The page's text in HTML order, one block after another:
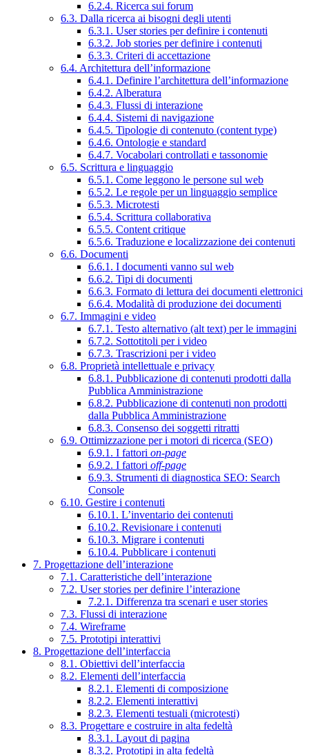
6.2.4. Ricerca sui forum
6.3. Dalla ricerca ai bisogni degli utenti
6.3.1. User stories per definire i contenuti
6.3.2. Job stories per definire i contenuti
6.3.3. Criteri di accettazione
6.4. Architettura dell’informazione
6.4.1. Definire l’architettura dell’informazione
6.4.2. Alberatura
6.4.3. Flussi di interazione
6.4.4. Sistemi di navigazione
6.4.5. Tipologie di contenuto (content type)
6.4.6. Ontologie e standard
6.4.7. Vocabolari controllati e tassonomie
6.5. Scrittura e linguaggio
6.5.1. Come leggono le persone sul web
6.5.2. Le regole per un linguaggio semplice
6.5.3. Microtesti
6.5.4. Scrittura collaborativa
6.5.5. Content critique
6.5.6. Traduzione e localizzazione dei contenuti
6.6. Documenti
6.6.1. I documenti vanno sul web
6.6.2. Tipi di documenti
6.6.3. Formato di lettura dei documenti elettronici
6.6.4. Modalità di produzione dei documenti
6.7. Immagini e video
6.7.1. Testo alternativo (alt text) per le immagini
6.7.2. Sottotitoli per i video
6.7.3. Trascrizioni per i video
6.8. Proprietà intellettuale e privacy
6.8.1. Pubblicazione di contenuti prodotti dalla
Pubblica Amministrazione
6.8.2. Pubblicazione di contenuti non prodotti
dalla Pubblica Amministrazione
6.8.3. Consenso dei soggetti ritratti
6.9. Ottimizzazione per i motori di ricerca (SEO)
6.9.1. I fattori on-page
6.9.2. I fattori off-page
6.9.3. Strumenti di diagnostica SEO: Search
Console
6.10. Gestire i contenuti
6.10.1. L’inventario dei contenuti
6.10.2. Revisionare i contenuti
6.10.3. Migrare i contenuti
6.10.4. Pubblicare i contenuti
7. Progettazione dell’interazione
7.1. Caratteristiche dell’interazione
7.2. User stories per definire l’interazione
7.2.1. Differenza tra scenari e user stories
7.3. Flussi di interazione
7.4. Wireframe
7.5. Prototipi interattivi
8. Progettazione dell’interfaccia
8.1. Obiettivi dell’interfaccia
8.2. Elementi dell’interfaccia
8.2.1. Elementi di composizione
8.2.2. Elementi interattivi
8.2.3. Elementi testuali (microtesti)
8.3. Progettare e costruire in alta fedeltà
8.3.1. Layout di pagina
8.3.2. Prototipi in alta fedeltà